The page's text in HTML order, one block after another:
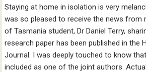
Staying at home in isolation is very
was so pleased to receive the news from
of Tasmania student, Dr Daniel Terry,
research paper has been published in the
Journal. I was deeply touched to know
included as one of the joint authors.